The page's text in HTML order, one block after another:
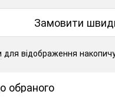
Замовити
для відображення
обраного